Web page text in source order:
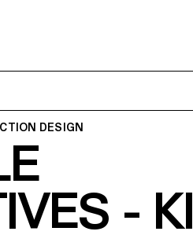
DESIGN
-